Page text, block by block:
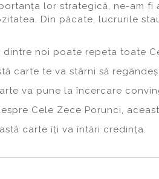
lor strategică, ne-am
Din păcate, lucrurile
dintre noi poate repeta toate
carte te va stârni să
va pune la încercare
Cele Zece Porunci,
carte îți va întări credința.